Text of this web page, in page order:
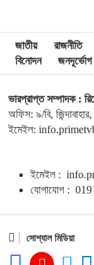
৯
তালুকদার
১০
হাসিনার
১১
সময়মতো
দুই নারী
১২
আলিয়ঁস
১৩
জাতীয় রাজনীতি
বিনোদন
জনদূর্ভোগ
ভারপ্রাপ্ত সম্পাদক :
অফিস: ৯/বি,
ইমেইল:
ইমেইল :
যোগাযোগ :
সোশ্যাল মিডিয়া